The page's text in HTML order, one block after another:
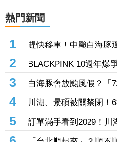
熱門新聞
1
趕快移車！中颱白海
水門只出不進「晚間8
2
BLACKPINK 10週年爆
絲同樂 Jisoo親道歉：
3
白海豚會放颱風假？「
準 桃竹苗山區上榜
4
川湖、景碩被關禁閉！
易」57檔注意股名單一
5
訂單滿手看到2029！
擴產計畫提前開跑